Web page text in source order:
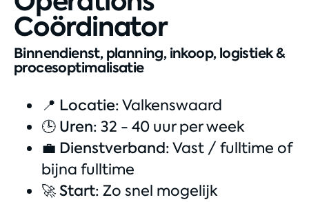
Coördinator
Binnendienst, planning, inkoop, logistiek &
procesoptimalisatie
📍 Locatie:Valkenswaard
🕒 Uren: 32 - 40 uur per week
💼 Dienstverband:Vast / fulltime of
bijna fulltime
🚀Start: Zo snel mogelijk